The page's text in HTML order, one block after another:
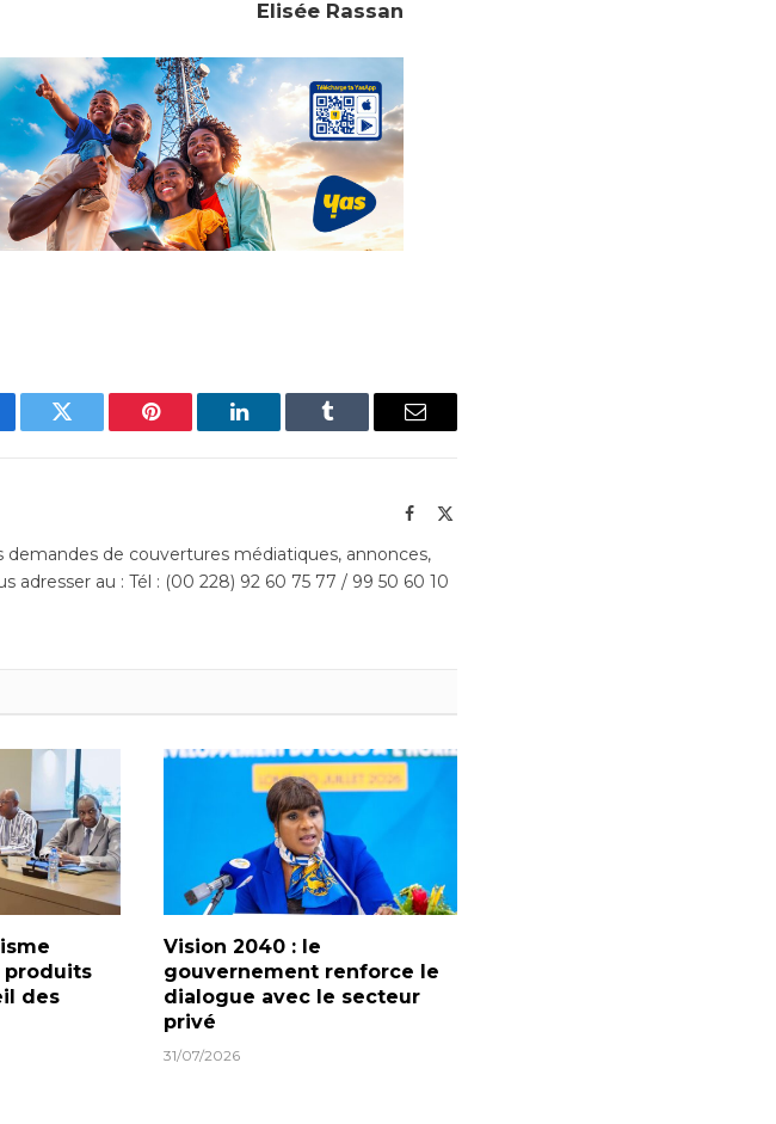
Elisée Rassan
Twitter Pinterest LinkedIn Tumblr Email
Facebook
de couvertures médiatiques, annonces,
au : Tél : (00 228) 92 60 75 77 / 99 50 60 10
produits
des
Vision 2040 : le
gouvernement renforce le
dialogue avec le secteur
privé
31/07/2026